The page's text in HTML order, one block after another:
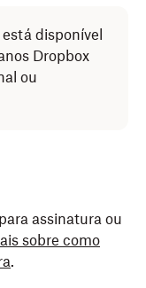
está disponível
Dropbox
ou
assinatura ou
sobre como
.